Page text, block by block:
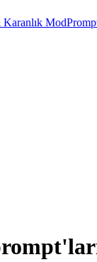
Karanlık Mod